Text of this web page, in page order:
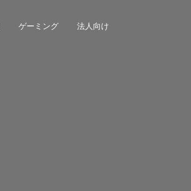
ゲーミング 法人向け